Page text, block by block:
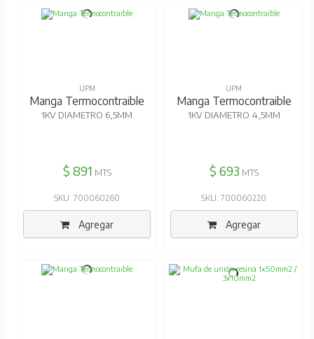
UPM
Manga Termocontraible
1KV DIAMETRO 6,5MM
$ 891 MTS
SKU: 700060260
Agregar
UPM
Manga Termocontraible
1KV DIAMETRO 4,5MM
$ 693 MTS
SKU: 700060220
Agregar